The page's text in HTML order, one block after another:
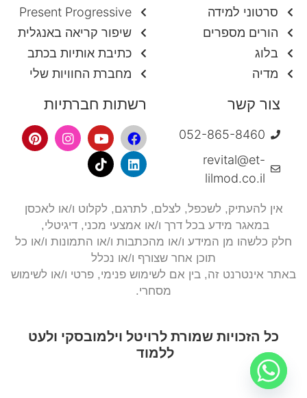
סרטוני למידה
הורים מספרים
בלוג
מדיה
Present Progressive
שיפור קריאה באנגלית
כתיבת אותיות בכתב
מחברת החוויות שלי
צור קשר
052-865-8460
revital@et-
lilmod.co.il
רשתות חברתיות
אין להעתיק, לשכפל, לצלם, לתרגם, לקלוט ו/או לאכסן
במאגר מידע בכל דרך ו/או אמצעי מכני, דיגיטלי,
חלק כלשהו מן המידע ו/או מהכתבות ו/או התמונות ו/או כל
תוכן אחר שצורף ו/או נכלל
באתר אינטרנט זה, בין אם לשימוש פנימי, פרטי ו/או לשימוש
מסחרי.
כל הזכויות שמורת לרויטל וילמובסקי ולעט
ללמוד